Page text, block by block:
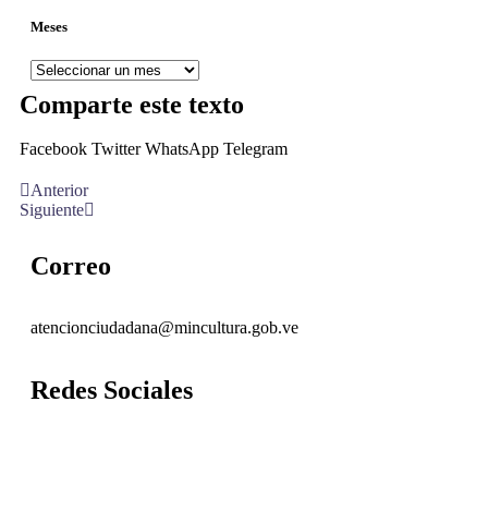
Meses
Comparte este texto
Facebook Twitter WhatsApp Telegram
Anterior
Siguiente
Correo
atencionciudadana@mincultura.gob.ve
Redes Sociales